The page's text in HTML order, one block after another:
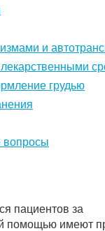
и
грудью
вопросы
пациентов за
помощью имеют